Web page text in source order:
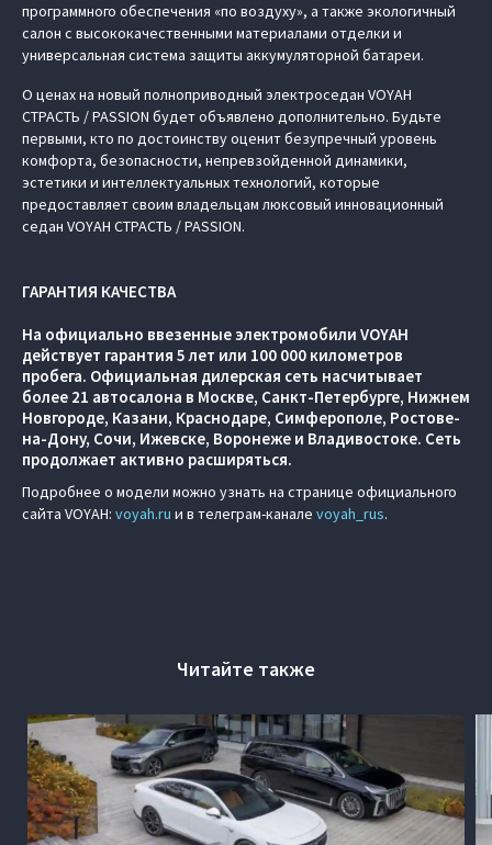
программного обеспечения «по воздуху», а также экологичный
салон с высококачественными материалами отделки и
универсальная система защиты аккумуляторной батареи.
О ценах на новый полноприводный электроседан VOYAH
СТРАСТЬ / PASSION будет объявлено дополнительно. Будьте
первыми, кто по достоинству оценит безупречный уровень
комфорта, безопасности, непревзойденной динамики,
эстетики и интеллектуальных технологий, которые
предоставляет своим владельцам люксовый инновационный
седан VOYAH СТРАСТЬ / PASSION.
ГАРАНТИЯ КАЧЕСТВА
На официально ввезенные электромобили VOYAH
действует гарантия 5 лет или 100 000 километров
пробега. Официальная дилерская сеть насчитывает
более 21 автосалона в Москве, Санкт-Петербурге, Нижнем
Новгороде, Казани, Краснодаре, Симферополе, Ростове-
на-Дону, Сочи, Ижевске, Воронеже и Владивостоке. Сеть
продолжает активно расширяться.
Подробнее о модели можно узнать на странице официального
сайта VOYAH: voyah.ru и в телеграм-канале voyah_rus.
Читайте также